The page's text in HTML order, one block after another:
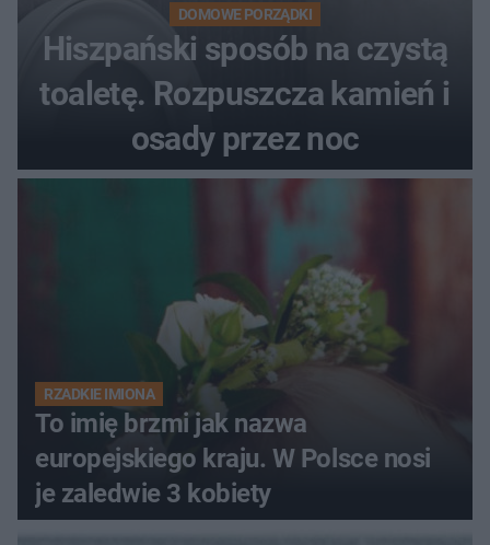
DOMOWE PORZĄDKI
Hiszpański sposób na czystą
toaletę. Rozpuszcza kamień i
osady przez noc
RZADKIE IMIONA
To imię brzmi jak nazwa
europejskiego kraju. W Polsce nosi
je zaledwie 3 kobiety